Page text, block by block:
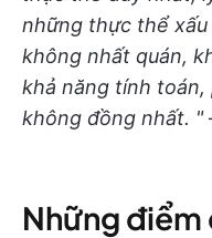
những thực thể xấu
không nhất quán,
khả năng tính
không đồng nhất. "
Những điểm